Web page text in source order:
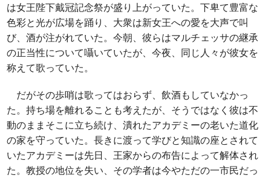
は女王陛下戴冠記念祭が盛り上がっていた。下卑て豊富な
色彩と光が広場を踊り、大衆は新女王への愛を大声で叫
び、酒が注がれていた。今朝、彼らはマルチェッサの継承
の正当性について囁いていたが、今夜、同じ人々が彼女を
称えて歌っていた。
だがその歩哨は歌ってはおらず、飲酒もしていなかっ
た。持ち場を離れることも考えたが、そうではなく彼は不
動のままそこに立ち続け、潰れたアカデミーの老いた道化
の家を守っていた。長きに渡って学びと知識の座とされて
いたアカデミーは先日、王家からの布告によって解体され
た。教授の地位を失い、その学者は今やただの一市民だっ